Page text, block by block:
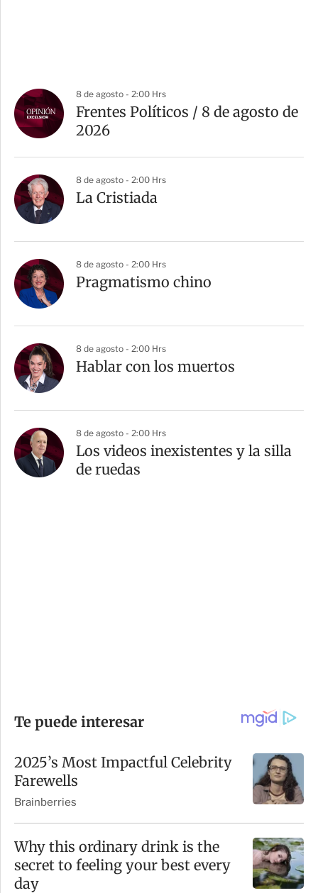
8 de agosto - 2:00 Hrs
Frentes Políticos / 8 de agosto de
2026
8 de agosto - 2:00 Hrs
La Cristiada
8 de agosto - 2:00 Hrs
Pragmatismo chino
8 de agosto - 2:00 Hrs
Hablar con los muertos
8 de agosto - 2:00 Hrs
Los videos inexistentes y la silla
de ruedas